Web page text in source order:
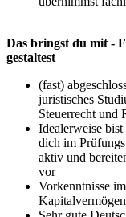
Das bringst du mit -
gestaltest
(fast)
juristisches
Steuerrecht und
Idealerweise
dich im
aktiv und
vor
Vorkenntnisse